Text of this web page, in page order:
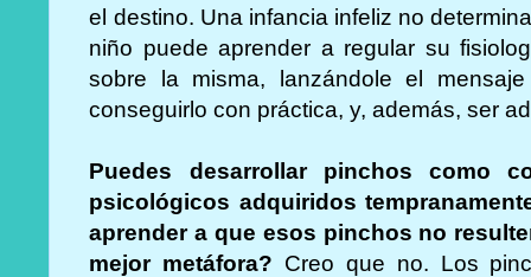
el destino. Una infancia infeliz no
niño puede aprender a regular su
sobre la misma, lanzándole el
conseguirlo con práctica, y, además, ser
Puedes desarrollar pinchos como
psicológicos adquiridos
aprender a que esos pinchos no
mejor metáfora? Creo que no. Los